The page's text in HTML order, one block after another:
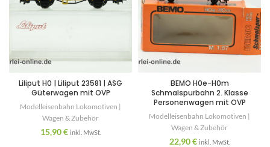
Liliput H0 | Liliput 23581 | ASG
Güterwagen mit OVP
Modelleisenbahn Lokomotiven |
Wagen & Zubehör
15,90€ inkl. MwSt.
BEMO H0e-H0m
Schmalspurbahn 2. Klasse
Personenwagen mit OVP
Modelleisenbahn Lokomotiven |
Wagen & Zubehör
22,90€ inkl. MwSt.